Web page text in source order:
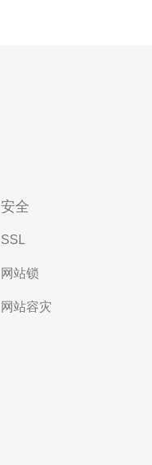
安全
SSL
网站锁
网站容灾